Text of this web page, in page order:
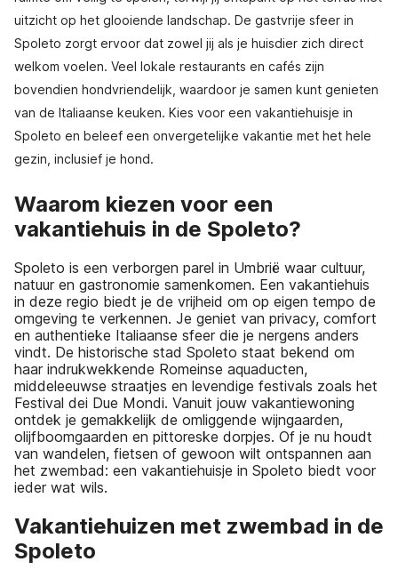
uitzicht op het glooiende landschap. De gastvrije sfeer in
Spoleto zorgt ervoor dat zowel jij als je huisdier zich direct
welkom voelen. Veel lokale restaurants en cafés zijn
bovendien hondvriendelijk, waardoor je samen kunt genieten
van de Italiaanse keuken. Kies voor een vakantiehuisje in
Spoleto en beleef een onvergetelijke vakantie met het hele
gezin, inclusief je hond.
Waarom kiezen voor een
vakantiehuis in de Spoleto?
Spoleto is een verborgen parel in Umbrië waar cultuur,
natuur en gastronomie samenkomen. Een vakantiehuis
in deze regio biedt je de vrijheid om op eigen tempo de
omgeving te verkennen. Je geniet van privacy, comfort
en authentieke Italiaanse sfeer die je nergens anders
vindt. De historische stad Spoleto staat bekend om
haar indrukwekkende Romeinse aquaducten,
middeleeuwse straatjes en levendige festivals zoals het
Festival dei Due Mondi. Vanuit jouw vakantiewoning
ontdek je gemakkelijk de omliggende wijngaarden,
olijfboomgaarden en pittoreske dorpjes. Of je nu houdt
van wandelen, fietsen of gewoon wilt ontspannen aan
het zwembad: een vakantiehuisje in Spoleto biedt voor
ieder wat wils.
Vakantiehuizen met zwembad in de
Spoleto